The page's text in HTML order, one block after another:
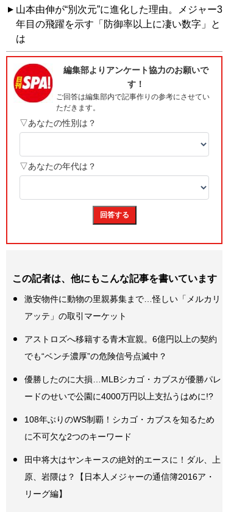
山本由伸が“別次元”に進化した理由。メジャー3
年目の飛躍を示す「防御率以上に凄い数字」と
は
この記者は、他にもこんな記事を書いています
激安物件に動物の里親募集まで…怪しい「メルカリ
アッテ」の取引マーケット
アストロズへ移籍する青木宣親。6億円以上の契約
でも“ベンチ濃厚”の危険信号点滅中？
優勝したのに大損…MLBシカゴ・カブスが優勝パレ
ードのせいで公園に4000万円以上支払うはめに!?
108年ぶりのWS制覇！シカゴ・カブスを知るため
に不可欠な2つのキーワード
田中将大はヤンキースの絶対的エースに！ダル、上
原、岩隈は？【日本人メジャーの通信簿2016ア・
リーグ編】